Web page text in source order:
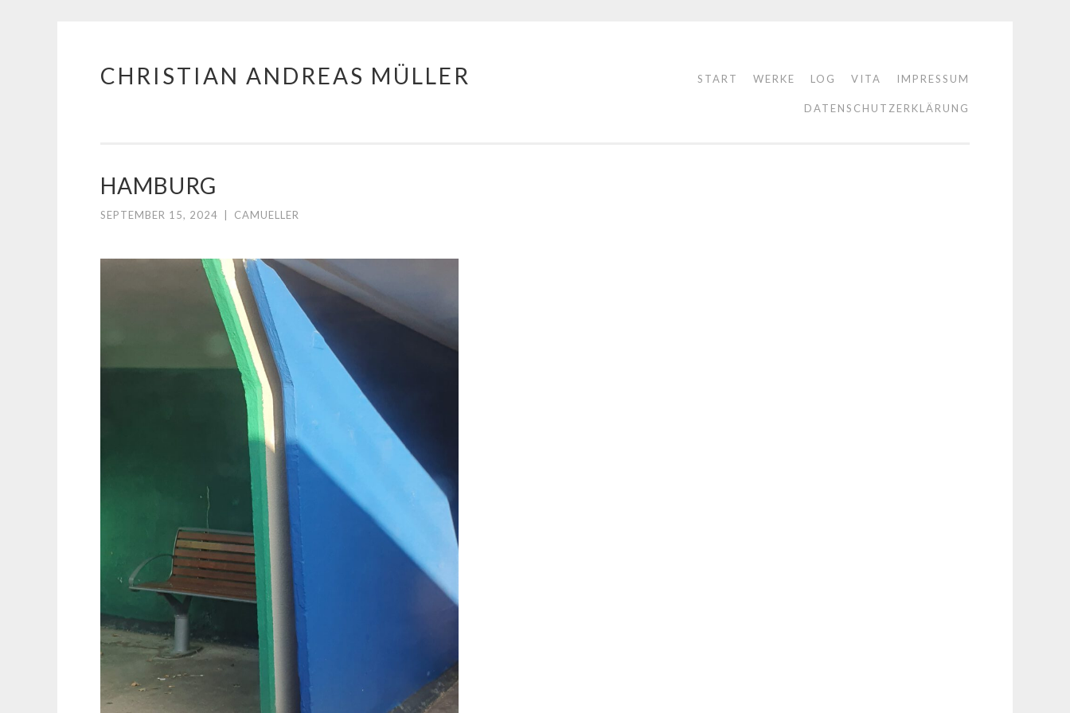
Zum
CHRISTIAN ANDREAS MÜLLER START WERKE LOG VITA IMPRESSUM
DATENSCHUTZERKLÄRUNG
HAMBURG
SEPTEMBER 15, 2024 CAMUELLER